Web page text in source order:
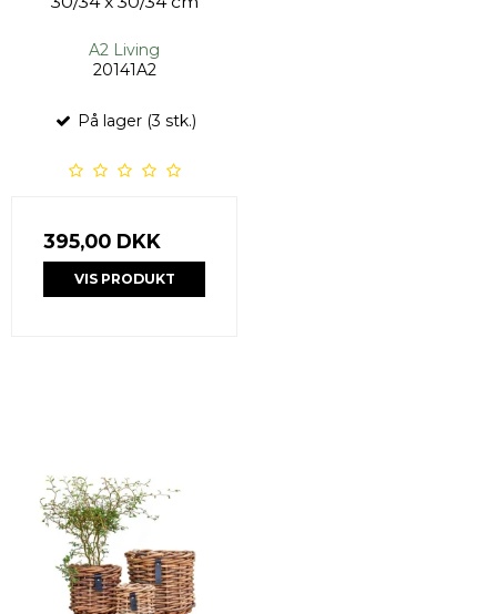
A2 Living
20141A2
På lager (3 stk.)
395,00 DKK
VIS PRODUKT